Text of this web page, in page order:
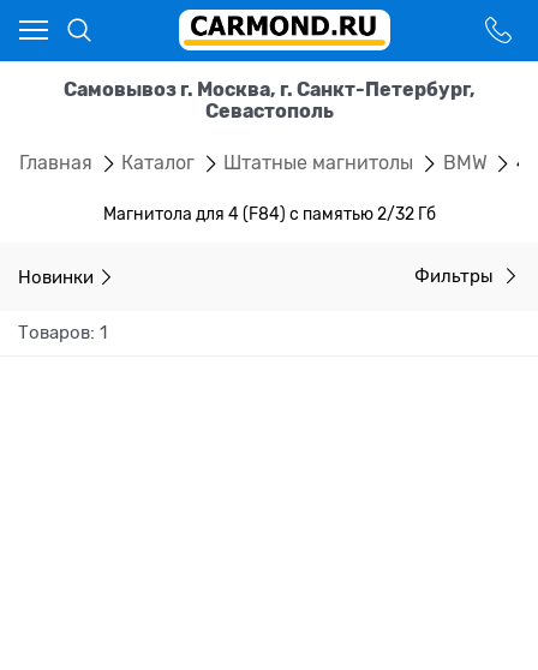
Самовывоз г. Москва, г. Санкт-Петербург,
Севастополь
Главная Каталог Штатные магнитолы BMW 4
Магнитола для 4 (F84) с памятью 2/32 Гб
Новинки Фильтры
Товаров: 1